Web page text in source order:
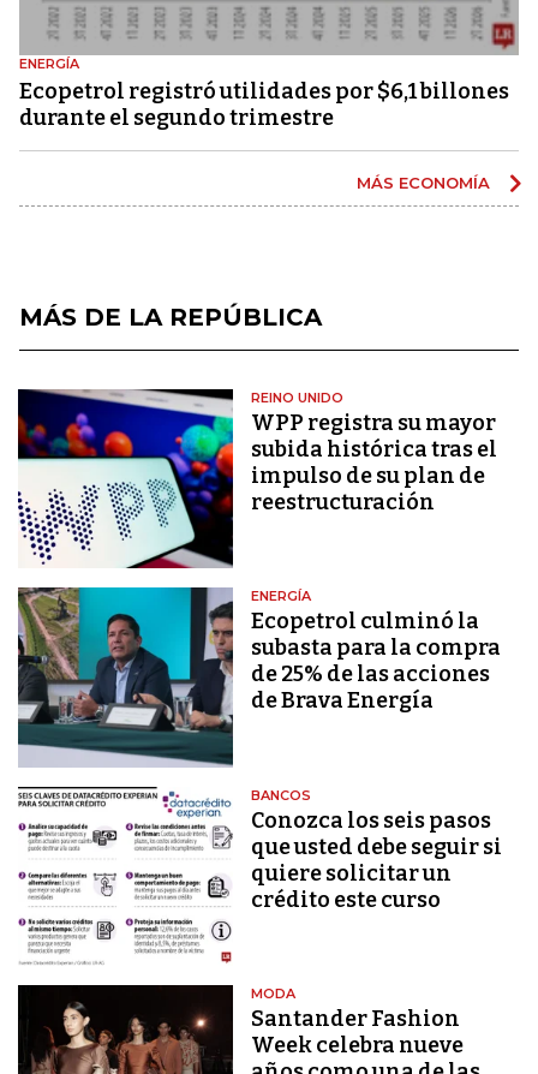
ENERGÍA
Ecopetrol registró utilidades por $6,1 billones
durante el segundo trimestre
MÁS ECONOMÍA
MÁS DE LA REPÚBLICA
REINO UNIDO
WPP registra su mayor
subida histórica tras el
impulso de su plan de
reestructuración
ENERGÍA
Ecopetrol culminó la
subasta para la compra
de 25% de las acciones
de Brava Energía
BANCOS
Conozca los seis pasos
que usted debe seguir si
quiere solicitar un
crédito este curso
MODA
Santander Fashion
Week celebra nueve